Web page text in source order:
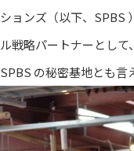
ションズ（以下、SPBS
ル戦略パートナーとし
SPBS の秘密基地とも言